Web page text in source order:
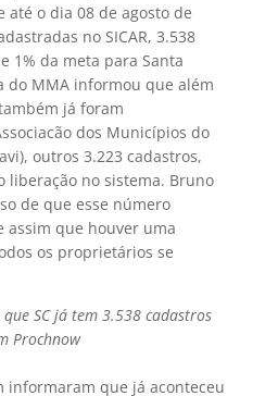
o dia 08 de agosto de
no SICAR, 3.538
1% da meta para Santa
do MMA informou que além
já foram
dos Municípios do
outros 3.223 cadastros,
liberação no sistema. Bruno
de que esse número
que houver uma
os proprietários se
SC já tem 3.538 cadastros
Prochnow
informaram que já aconteceu